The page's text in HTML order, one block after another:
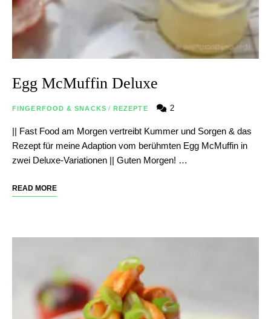
Egg McMuffin Deluxe
FINGERFOOD & SNACKS / REZEPTE 2
|| Fast Food am Morgen vertreibt Kummer und Sorgen & das
Rezept für meine Adaption vom berühmten Egg McMuffin in
zwei Deluxe-Variationen || Guten Morgen! …
READ MORE